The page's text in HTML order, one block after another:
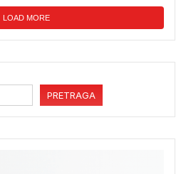
LOAD MORE
PRETRAGA